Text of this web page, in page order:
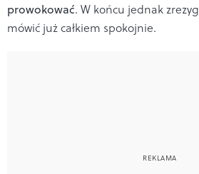
prowokować. W końcu jednak
mówić już całkiem spokojnie.